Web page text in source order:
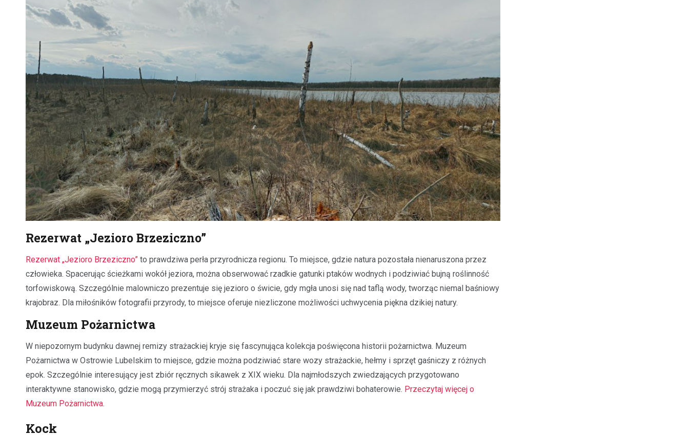
Rezerwat „Jezioro Brzeziczno”
Rezerwat „Jezioro Brzeziczno” to prawdziwa perła przyrodnicza regionu. To miejsce, gdzie natura pozostała nienaruszona przez
człowieka. Spacerując ścieżkami wokół jeziora, można obserwować rzadkie gatunki ptaków wodnych i podziwiać bujną roślinność
torfowiskową. Szczególnie malowniczo prezentuje się jezioro o świcie, gdy mgła unosi się nad taflą wody, tworząc niemal baśniowy
krajobraz. Dla miłośników fotografii przyrody, to miejsce oferuje niezliczone możliwości uchwycenia piękna dzikiej natury.
Muzeum Pożarnictwa
W niepozornym budynku dawnej remizy strażackiej kryje się fascynująca kolekcja poświęcona historii pożarnictwa. Muzeum
Pożarnictwa w Ostrowie Lubelskim to miejsce, gdzie można podziwiać stare wozy strażackie, hełmy i sprzęt gaśniczy z różnych
epok. Szczególnie interesujący jest zbiór ręcznych sikawek z XIX wieku. Dla najmłodszych zwiedzających przygotowano
interaktywne stanowisko, gdzie mogą przymierzyć strój strażaka i poczuć się jak prawdziwi bohaterowie. Przeczytaj więcej o
Muzeum Pożarnictwa.
Kock